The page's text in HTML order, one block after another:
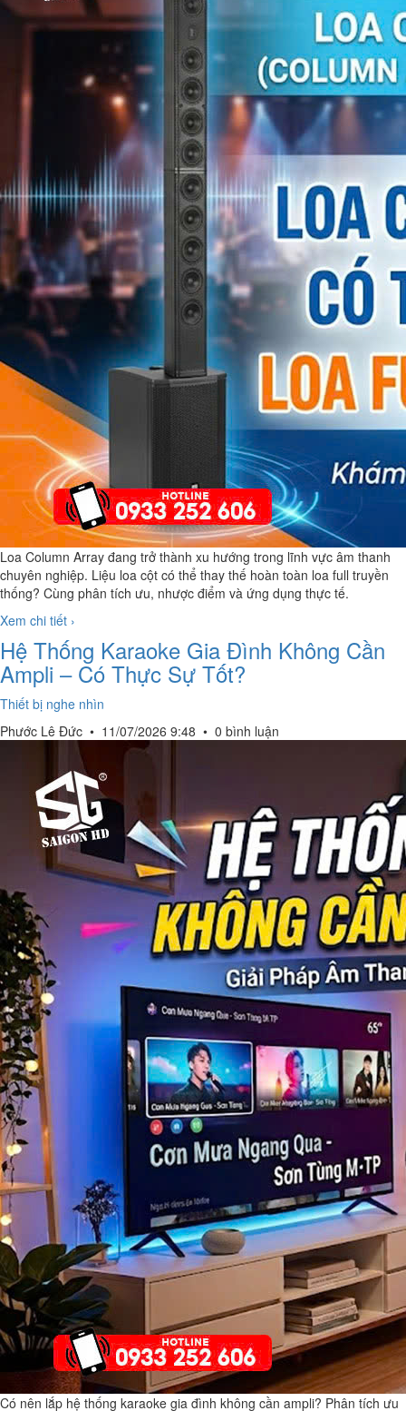
Loa Column Array đang trở thành xu hướng trong lĩnh vực âm thanh
chuyên nghiệp. Liệu loa cột có thể thay thế hoàn toàn loa full truyền
thống? Cùng phân tích ưu, nhược điểm và ứng dụng thực tế.
Xem chi tiết ›
Hệ Thống Karaoke Gia Đình Không Cần
Ampli – Có Thực Sự Tốt?
Thiết bị nghe nhìn
Phước Lê Đức • 11/07/2026 9:48 • 0 bình luận
Có nên lắp hệ thống karaoke gia đình không cần ampli? Phân tích ưu